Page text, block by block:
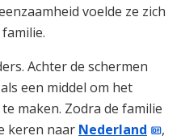
voelde ze zich
Achter de schermen
een middel om het
maken. Zodra de familie
keren naar Nederland
,